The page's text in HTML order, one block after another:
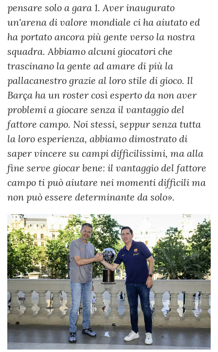
pensare solo a gara 1. Aver inaugurato
un'arena di valore mondiale ci ha aiutato ed
ha portato ancora più gente verso la nostra
squadra. Abbiamo alcuni giocatori che
trascinano la gente ad amare di più la
pallacanestro grazie al loro stile di gioco. Il
Barça ha un roster così esperto da non aver
problemi a giocare senza il vantaggio del
fattore campo. Noi stessi, seppur senza tutta
la loro esperienza, abbiamo dimostrato di
saper vincere su campi difficilissimi, ma alla
fine serve giocar bene: il vantaggio del fattore
campo ti può aiutare nei momenti difficili ma
non può essere determinante da solo».